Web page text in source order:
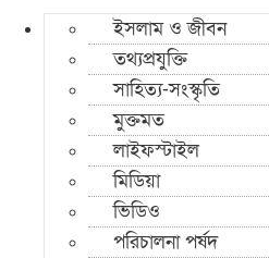
ইসলাম ও জীবন
তথ্যপ্রযুক্তি
সাহিত্য-সংস্কৃতি
মুক্তমত
লাইফস্টাইল
মিডিয়া
ভিডিও
পরিচালনা পর্ষদ